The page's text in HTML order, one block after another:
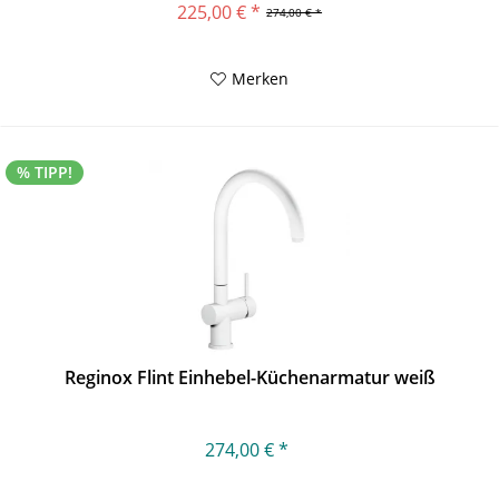
274,00 € *
225,00 € *
Merken
% TIPP!
Reginox Flint Einhebel-Küchenarmatur weiß
274,00 € *